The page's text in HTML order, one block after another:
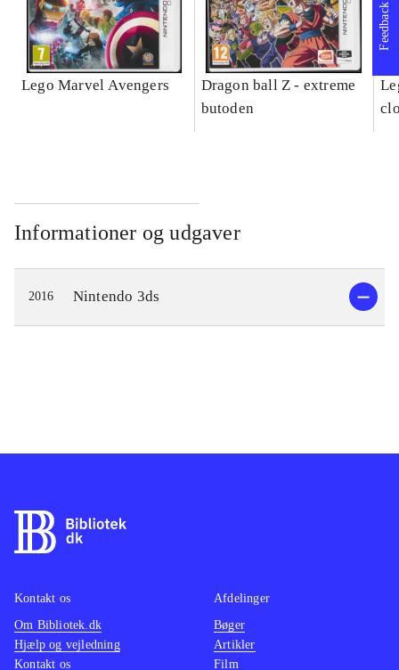
Lego Marvel Avengers
Dragon ball Z - extreme
butoden
Informationer og udgaver
2016 Nintendo 3ds
Feedback
Kontakt os
Om Bibliotek.dk
Hjælp og vejledning
Kontakt os
Afdelinger
Bøger
Artikler
Film